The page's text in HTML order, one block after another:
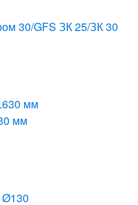
30/GFS ЗК 25/ЗК 30
мм